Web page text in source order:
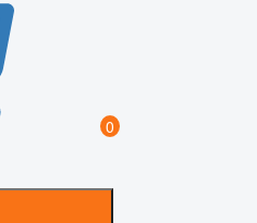
0